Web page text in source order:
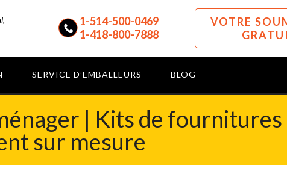
1-514-500-0469
1-418-800-7888
VOTRE
SERVICE D’EMBALLEURS BLOG
| Kits de fournitures
sur mesure